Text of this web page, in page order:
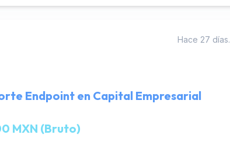
Hace 27 días.
Endpoint en Capital Empresarial
MXN (Bruto)